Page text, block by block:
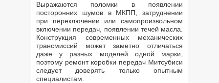
Выражаются поломки в появлении
посторонних шумов в МКПП, затруднении
при переключении или самопроизвольном
включении передач, появлении течей масла.
Конструкция современных механических
трансмиссий может заметно отличаться
даже у разных моделей одной марки,
поэтому ремонт коробки передач Митсубиси
следует доверять только опытным
специалистам.